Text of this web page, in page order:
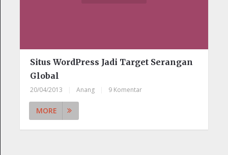
Situs WordPress Jadi Target Serangan
Global
20/04/2013 Anang 9 Komentar
MORE